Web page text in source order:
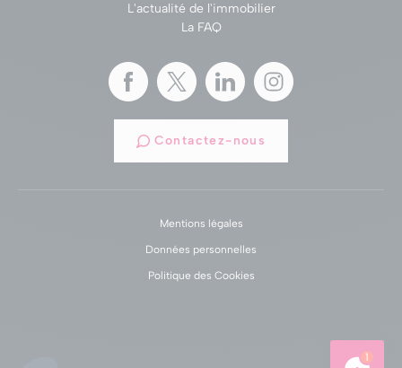
L'actualité de l'immobilier
La FAQ
Contactez-nous
Mentions légales
Données personnelles
Politique des Cookies
1